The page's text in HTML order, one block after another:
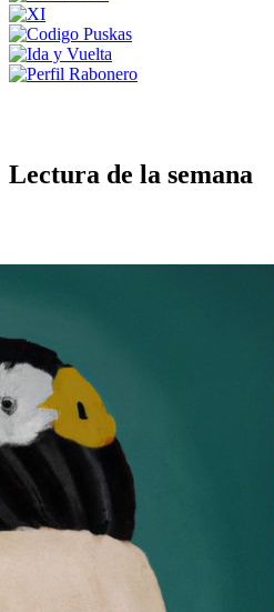
Lectura de la semana